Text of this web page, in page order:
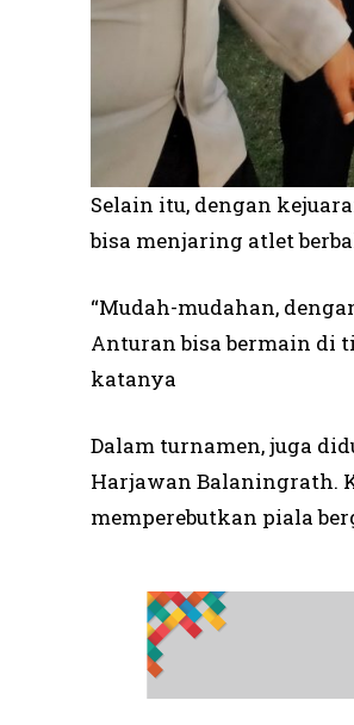
Selain itu, dengan
bisa menjaring atlet
“Mudah-mudahan,
Anturan bisa bermain di
katanya
Dalam turnamen, juga
Harjawan Balaningrath.
memperebutkan piala